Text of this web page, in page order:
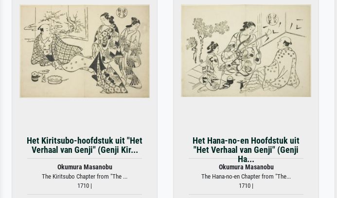
Het Kiritsubo-hoofdstuk uit "Het
Verhaal van Genji" (Genji Kir...
Okumura Masanobu
The Kiritsubo Chapter from "The ...
1710 |
Het Hana-no-en Hoofdstuk uit
"Het Verhaal van Genji" (Genji
Ha...
Okumura Masanobu
The Hana-no-en Chapter from "The...
1710 |